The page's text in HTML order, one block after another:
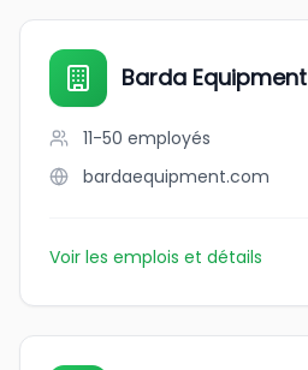
Barda Equipment
11-50 employés
bardaequipment.com
Voir les emplois et détails